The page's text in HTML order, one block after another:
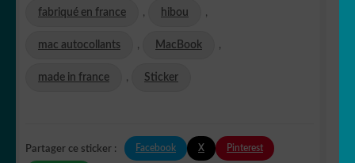
fabriqué en france , hibou ,
mac autocollants , MacBook ,
made in france , Sticker
Partager ce sticker : Facebook X Pinterest